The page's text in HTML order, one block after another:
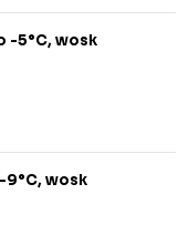
-5°C, wosk
-9°C, wosk